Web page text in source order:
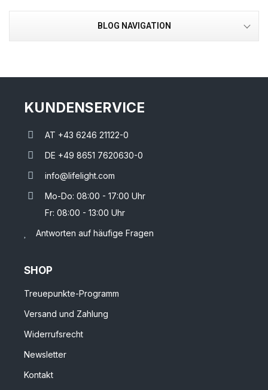
BLOG NAVIGATION
KUNDENSERVICE
AT +43 6246 21122-0
DE +49 8651 7620630-0
info@lifelight.com
Mo-Do: 08:00 - 17:00 Uhr
Fr: 08:00 - 13:00 Uhr
Antworten auf häufige Fragen
SHOP
Treuepunkte-Programm
Versand und Zahlung
Widerrufsrecht
Newsletter
Kontakt